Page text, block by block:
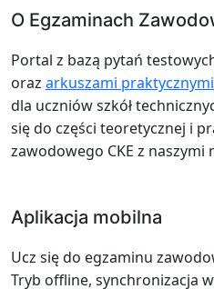
O Egzaminach
Portal z bazą pytań
oraz arkuszami praktycznymi
dla uczniów szkół
się do części teoretycznej i
zawodowego CKE z naszymi
Aplikacja mobilna
Ucz się do egzaminu
Tryb offline, synchronizacja